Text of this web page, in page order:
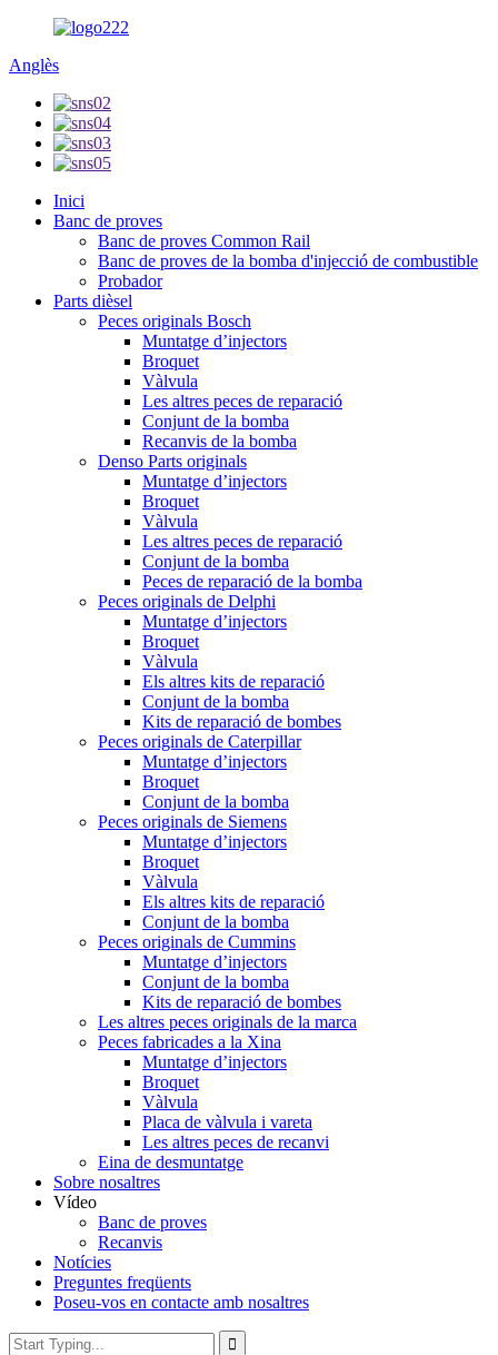
Anglès
Inici
Banc de proves
Banc de proves Common Rail
Banc de proves de la bomba d'injecció de combustible
Probador
Parts dièsel
Peces originals Bosch
Muntatge d’injectors
Broquet
Vàlvula
Les altres peces de reparació
Conjunt de la bomba
Recanvis de la bomba
Denso Parts originals
Muntatge d’injectors
Broquet
Vàlvula
Les altres peces de reparació
Conjunt de la bomba
Peces de reparació de la bomba
Peces originals de Delphi
Muntatge d’injectors
Broquet
Vàlvula
Els altres kits de reparació
Conjunt de la bomba
Kits de reparació de bombes
Peces originals de Caterpillar
Muntatge d’injectors
Broquet
Conjunt de la bomba
Peces originals de Siemens
Muntatge d’injectors
Broquet
Vàlvula
Els altres kits de reparació
Conjunt de la bomba
Peces originals de Cummins
Muntatge d’injectors
Conjunt de la bomba
Kits de reparació de bombes
Les altres peces originals de la marca
Peces fabricades a la Xina
Muntatge d’injectors
Broquet
Vàlvula
Placa de vàlvula i vareta
Les altres peces de recanvi
Eina de desmuntatge
Sobre nosaltres
Vídeo
Banc de proves
Recanvis
Notícies
Preguntes freqüents
Poseu-vos en contacte amb nosaltres